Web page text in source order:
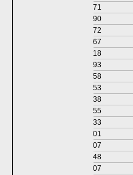
71
90
72
67
18
93
58
53
38
55
33
01
07
48
07